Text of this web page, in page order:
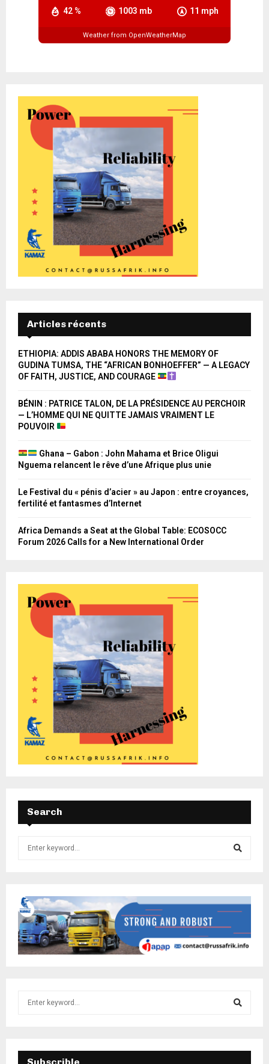
42 % 1003 mb 11 mph
Weather from OpenWeatherMap
Articles récents
ETHIOPIA: ADDIS ABABA HONORS THE MEMORY OF
GUDINA TUMSA, THE “AFRICAN BONHOEFFER” — A LEGACY
OF FAITH, JUSTICE, AND COURAGE
BÉNIN : PATRICE TALON, DE LA PRÉSIDENCE AU PERCHOIR
— L’HOMME QUI NE QUITTE JAMAIS VRAIMENT LE
POUVOIR
Ghana – Gabon : John Mahama et Brice Oligui
Nguema relancent le rêve d’une Afrique plus unie
Le Festival du « pénis d’acier » au Japon : entre croyances,
fertilité et fantasmes d’Internet
Africa Demands a Seat at the Global Table: ECOSOCC
Forum 2026 Calls for a New International Order
Search